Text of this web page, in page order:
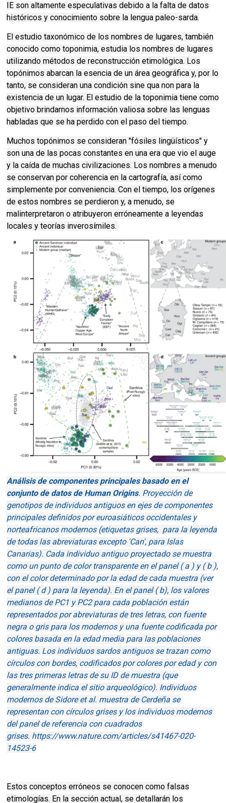
IE son altamente especulativas debido a la falta de datos
históricos y conocimiento sobre la lengua paleo-sarda.
El estudio taxonómico de los nombres de lugares, también
conocido como toponimia, estudia los nombres de lugares
utilizando métodos de reconstrucción etimológica. Los
topónimos abarcan la esencia de un área geográfica y, por lo
tanto, se consideran una condición sine qua non para la
existencia de un lugar. El estudio de la toponimia tiene como
objetivo brindarnos información valiosa sobre las lenguas
habladas que se ha perdido con el paso del tiempo.
Muchos topónimos se consideran "fósiles lingüísticos" y
son una de las pocas constantes en una era que vio el auge
y la caída de muchas civilizaciones. Los nombres a menudo
se conservan por coherencia en la cartografía, así como
simplemente por conveniencia. Con el tiempo, los orígenes
de estos nombres se perdieron y, a menudo, se
malinterpretaron o atribuyeron erróneamente a leyendas
locales y teorías inverosímiles.
Análisis de componentes principales basado en el
conjunto de datos de Human Origins. Proyección de
genotipos de individuos antiguos en ejes de componentes
principales definidos por euroasiáticos occidentales y
norteafricanos modernos (etiquetas grises, para la leyenda
de todas las abreviaturas excepto 'Can', para Islas
Canarias). Cada individuo antiguo proyectado se muestra
como un punto de color transparente en el panel ( a ) y ( b ),
con el color determinado por la edad de cada muestra (ver
el panel ( d ) para la leyenda). En el panel ( b), los valores
medianos de PC1 y PC2 para cada población están
representados por abreviaturas de tres letras, con fuente
negra o gris para los modernos y una fuente codificada por
colores basada en la edad media para las poblaciones
antiguas. Los individuos sardos antiguos se trazan como
círculos con bordes, codificados por colores por edad y con
las tres primeras letras de su ID de muestra (que
generalmente indica el sitio arqueológico). Individuos
modernos de Sidore et al. muestra de Cerdeña se
representan con círculos grises y los individuos modernos
del panel de referencia con cuadrados
grises. https://www.nature.com/articles/s41467-020-
14523-6
Estos conceptos erróneos se conocen como falsas
etimologías. En la sección actual, se detallarán los